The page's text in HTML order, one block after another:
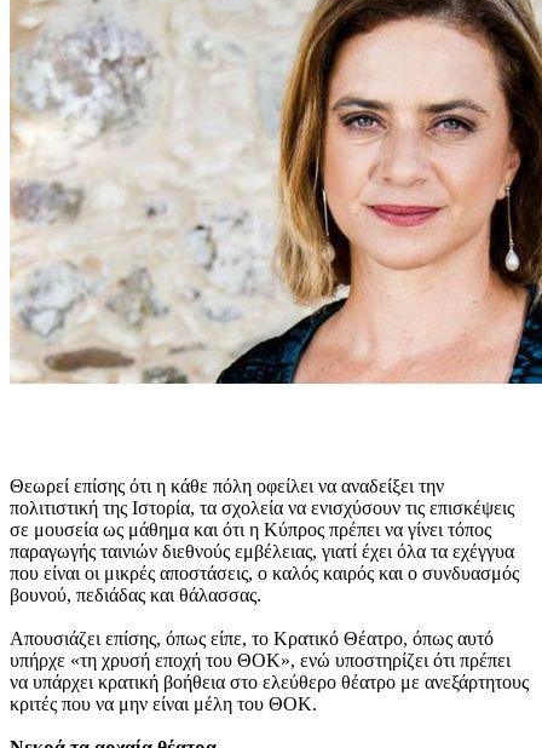
Θεωρεί επίσης ότι η κάθε πόλη οφείλει να αναδείξει την
πολιτιστική της Ιστορία, τα σχολεία να ενισχύσουν τις επισκέψεις
σε μουσεία ως μάθημα και ότι η Κύπρος πρέπει να γίνει τόπος
παραγωγής ταινιών διεθνούς εμβέλειας, γιατί έχει όλα τα εχέγγυα
που είναι οι μικρές αποστάσεις, ο καλός καιρός και ο συνδυασμός
βουνού, πεδιάδας και θάλασσας.
Απουσιάζει επίσης, όπως είπε, το Κρατικό Θέατρο, όπως αυτό
υπήρχε «τη χρυσή εποχή του ΘΟΚ», ενώ υποστηρίζει ότι πρέπει
να υπάρχει κρατική βοήθεια στο ελεύθερο θέατρο με ανεξάρτητους
κριτές που να μην είναι μέλη του ΘΟΚ.